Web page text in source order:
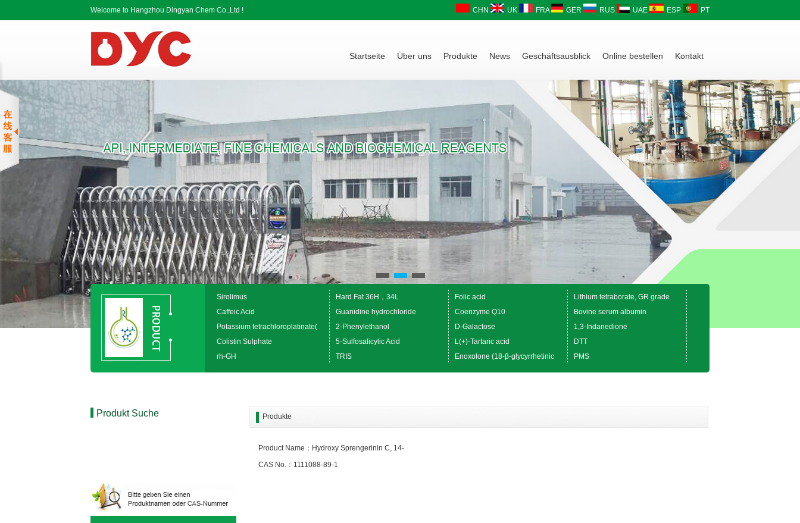
Welcome to Hangzhou Dingyan Chem Co.,Ltd ! CHN UK FRA GER RUS UAE ESP PT
Startseite Über uns Produkte News Geschäftsausblick Online bestellen Kontakt
Sirolimus Hard Fat 36H，34L Folic acid
Lithium tetraborate, GR grade
Caffeic Acid
Guanidine hydrochloride Coenzyme Q10
Bovine serum albumin
Potassium tetrachloroplatinate(
2-Phenylethanol D-Galactose
1,3-Indanedione
Colistin Sulphate
5-Sulfosalicylic Acid L(+)-Tartaric acid
DTT
rh-GH
TRIS Enoxolone (18-β-glycyrrhetinic PMS
Produkt Suche Produkte
Product Name：Hydroxy Sprengerinin C, 14-
CAS No.：1111088-89-1